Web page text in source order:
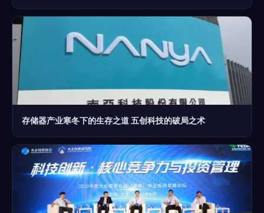
存储器产业寒冬下的生存之道 五创科技的破局之术